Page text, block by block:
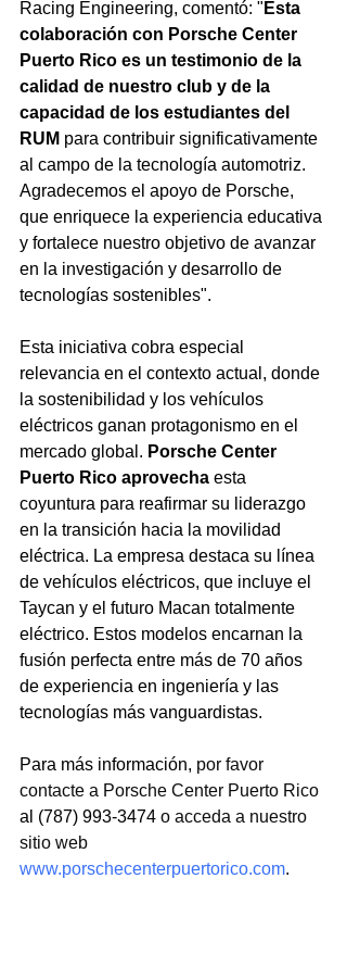
Racing Engineering, comentó: " Esta
colaboración con Porsche Center
Puerto Rico es un testimonio de la
calidad de nuestro club y de la
capacidad de los estudiantes del
RUM para contribuir significativamente
al campo de la tecnología automotriz.
Agradecemos el apoyo de Porsche,
que enriquece la experiencia educativa
y fortalece nuestro objetivo de avanzar
en la investigación y desarrollo de
tecnologías sostenibles".
Esta iniciativa cobra especial
relevancia en el contexto actual, donde
la sostenibilidad y los vehículos
eléctricos ganan protagonismo en el
mercado global. Porsche Center
Puerto Rico aprovecha esta
coyuntura para reafirmar su liderazgo
en la transición hacia la movilidad
eléctrica. La empresa destaca su línea
de vehículos eléctricos, que incluye el
Taycan y el futuro Macan totalmente
eléctrico. Estos modelos encarnan la
fusión perfecta entre más de 70 años
de experiencia en ingeniería y las
tecnologías más vanguardistas.
Para más información, por favor
contacte a Porsche Center Puerto Rico
al (787) 993-3474 o acceda a nuestro
sitio web
www.porschecenterpuertorico.com.